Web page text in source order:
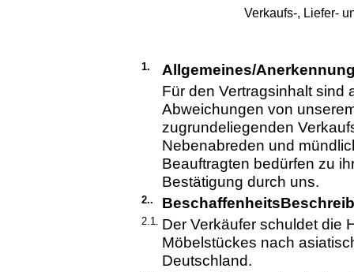
Verkaufs-, Liefer-
1.
Allgemeines/
Für den Vertragsinhalt
Abweichungen von
zugrundeliegenden
Nebenabreden und
Beauftragten bedürfen zu
Bestätigung durch uns.
2..
2.1. Der Verkäufer schuldet die
Möbelstückes nach
Deutschland.